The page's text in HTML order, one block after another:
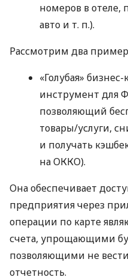
номеров в отеле,
авто и т. п.).
Рассмотрим два
«Голубая»
инструмент для
позволяющий
товары/услуги,
и получать
на ОККО).
Она обеспечивает
предприятия через
операции по карте
счета, упрощающими
позволяющими не
отчетность.